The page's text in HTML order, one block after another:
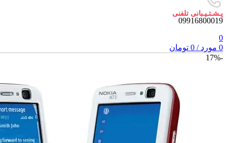
پـشـتـیـبانی تلفنی
09916800019
0
0 مورد /
0 تومان
-17%